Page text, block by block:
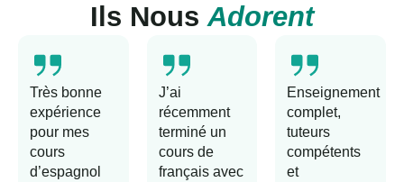
Ils NousAdorent
Très bonne
expérience
pour mes
cours
d’espagnol
J’ai
récemment
terminé un
cours de
français avec
Enseignement
complet,
tuteurs
compétents
et